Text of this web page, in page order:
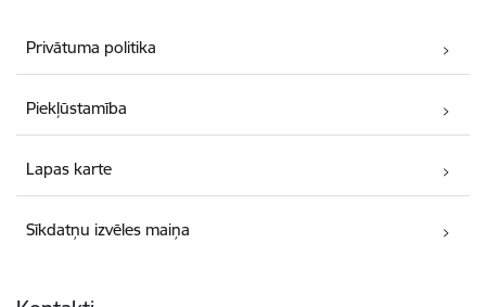
Privātuma politika
Piekļūstamība
Lapas karte
Sīkdatņu izvēles maiņa